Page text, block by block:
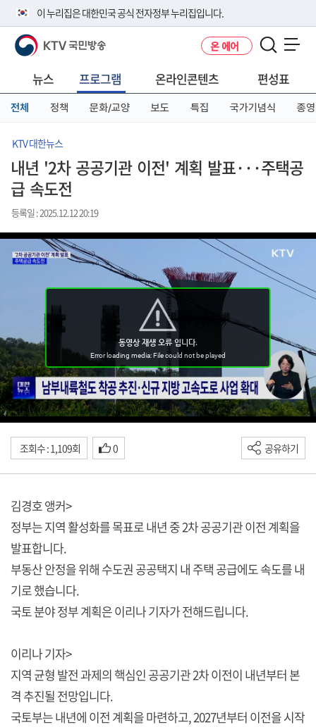
이 누리집은 대한민국 공식 전자정부 누리집입니다.
공식 누리집 주소 확인하기
니다.
이밖에 or.kr 또는 .kr등 다른 도메인 주소를 사용하고 있다면 아래 URL에
서 도메인 주소를 확인해 보세요
KTV 국민방송 온 에어
뉴스 프로그램 온라인콘텐츠 편성표
전체 정책 문화/교양 보도 특집 국가기념식 종영
KTV 대한뉴스
내년 '2차 공공기관 이전' 계획 발표···주택공
급 속도전
등록일 : 2025.12.12 20:19
조회수 : 1,109회 0 공유하기
김경호 앵커>
정부는 지역 활성화를 목표로 내년 중 2차 공공기관 이전 계획을
발표합니다.
부동산 안정을 위해 수도권 공공택지 내 주택 공급에도 속도를 내
기로 했습니다.
국토 분야 정부 계획은 이리나 기자가 전해드립니다.
이리나 기자>
지역 균형 발전 과제의 핵심인 공공기관 2차 이전이 내년부터 본
격 추진될 전망입니다.
국토부는 내년에 이전 계획을 마련하고, 2027년부터 이전을 시작